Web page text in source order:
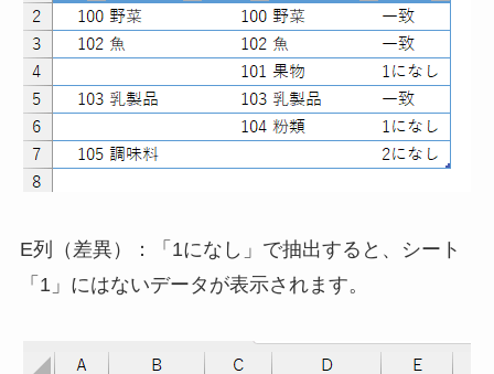
E列（差異）：「1になし」で抽出すると、シート
「1」にはないデータが表示されます。